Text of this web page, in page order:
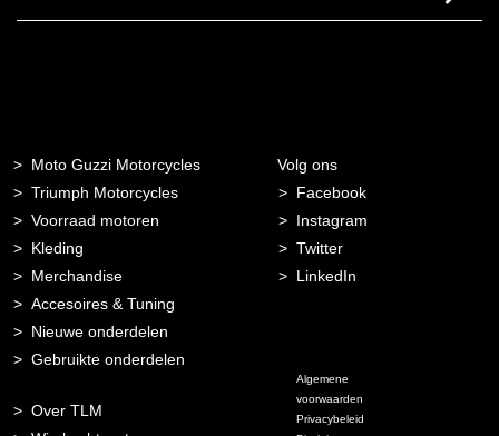
Moto Guzzi Motorcycles
Triumph Motorcycles
Voorraad motoren
Kleding
Merchandise
Accesoires & Tuning
Nieuwe onderdelen
Gebruikte onderdelen
Over TLM
Volg ons
Facebook
Instagram
Twitter
LinkedIn
Algemene
voorwaarden
Privacybeleid